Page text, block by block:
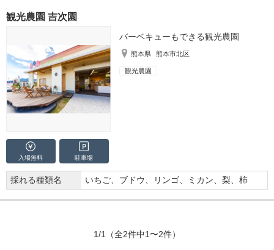
観光農園 吉次園
バーベキューもできる観光農園
熊本県 熊本市北区
観光農園
入場無料 駐車場
採れる種類名 いちご、ブドウ、リンゴ、ミカン、梨、柿
1/1 （全2件中1〜2件）